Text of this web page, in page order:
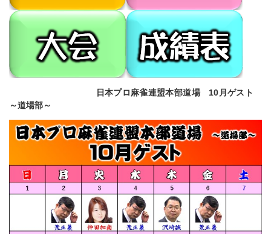
日本プロ麻雀連盟本部道場 10月ゲスト
～道場部～